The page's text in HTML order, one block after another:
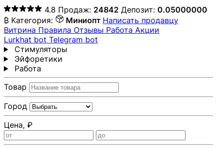
4.8 Продаж: 24842 Депозит: 0.05000000
₿ Категория: Миниопт Написать продавцу
Витрина Правила Отзывы Работа Акции
Lurkhat bot Telegram bot
Стимуляторы
Эйфоретики
Работа
Товар
Город
Цена, ₽